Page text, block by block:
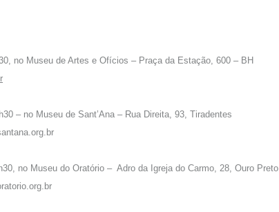
no Museu de Artes e Ofícios – Praça da Estação, 600 – BH
– no Museu de Sant’Ana – Rua Direita, 93, Tiradentes
no Museu do Oratório – Adro da Igreja do Carmo, 28, Ouro Preto